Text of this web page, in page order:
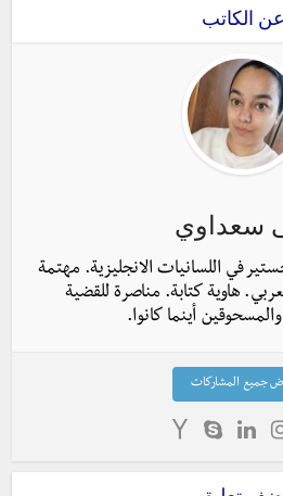
عن الكاتب
سعداوي
في اللسانيات الانجليزية. مهتمة
هاوية كتابة. مناصرة للقضية
أينما كانوا.
جميع المشاركات